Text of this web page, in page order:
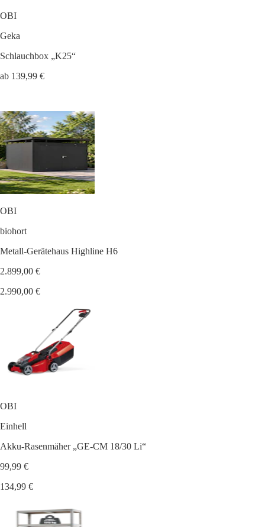
OBI
Geka
Schlauchbox „K25“
ab 139,99 €
OBI
biohort
Metall-Gerätehaus Highline H6
2.899,00 €
2.990,00 €
OBI
Einhell
Akku-Rasenmäher „GE-CM 18/30 Li“
99,99 €
134,99 €